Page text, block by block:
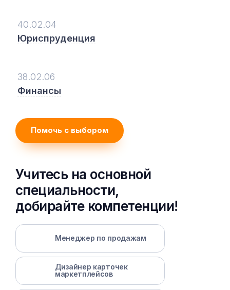
40.02.04
Юриспруденция
38.02.06
Финансы
Помочь с выбором
Учитесь на основной
специальности,
добирайте компетенции!
Менеджер по продажам
Дизайнер карточек
маркетплейсов